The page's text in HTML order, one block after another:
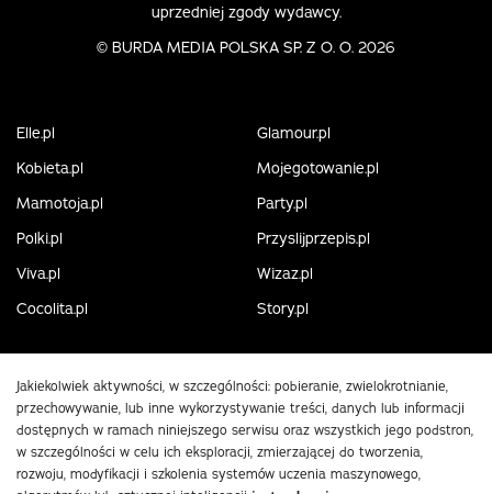
uprzedniej zgody wydawcy.
© BURDA MEDIA POLSKA SP. Z O. O. 2026
Elle.pl
Glamour.pl
Kobieta.pl
Mojegotowanie.pl
Mamotoja.pl
Party.pl
Polki.pl
Przyslijprzepis.pl
Viva.pl
Wizaz.pl
Cocolita.pl
Story.pl
Jakiekolwiek aktywności, w szczególności: pobieranie, zwielokrotnianie,
przechowywanie, lub inne wykorzystywanie treści, danych lub informacji
dostępnych w ramach niniejszego serwisu oraz wszystkich jego podstron,
w szczególności w celu ich eksploracji, zmierzającej do tworzenia,
rozwoju, modyfikacji i szkolenia systemów uczenia maszynowego,